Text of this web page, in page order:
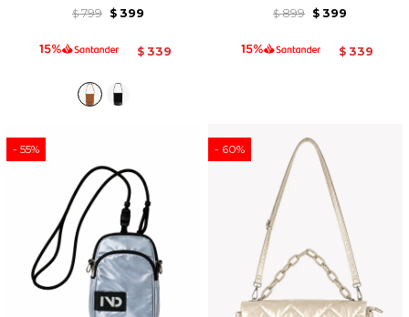
$ 799 $ 399
$ 339
$ 899 $ 399
$ 339
55 60